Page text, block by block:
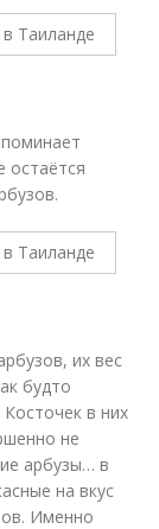
остаётся
их вес
будто
в них
не
арбузы… в
на вкус
Именно